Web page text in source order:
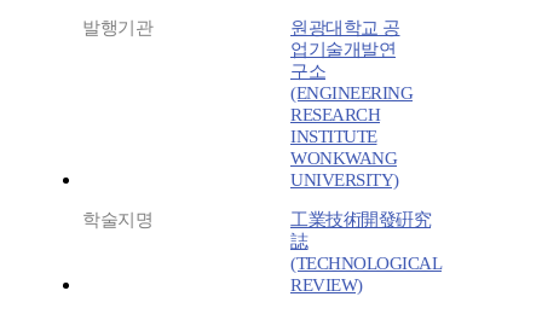
발행기관
원광대학교 공
업기술개발연
구소
(ENGINEERING
RESEARCH
INSTITUTE
WONKWANG
UNIVERSITY)
학술지명
工業技術開發硏究
誌
(TECHNOLOGICAL
REVIEW)